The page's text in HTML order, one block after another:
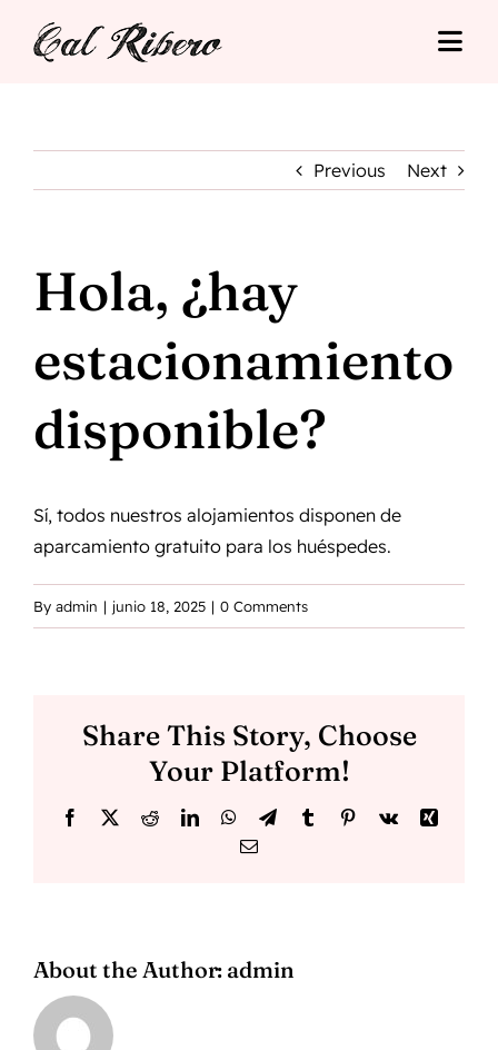
Tarifas
Situació
Contacto
Previous Next
Hola, ¿hay
estacionamiento
disponible?
Sí, todos nuestros alojamientos disponen de
aparcamiento gratuito para los huéspedes.
By admin | junio 18, 2025 | 0 Comments
Share This Story, Choose
Your Platform!
Facebook
X RedditLinkedInWhatsApp
TelegramTumblrPinterest
Vk
Xing
Email
About the Author: admin